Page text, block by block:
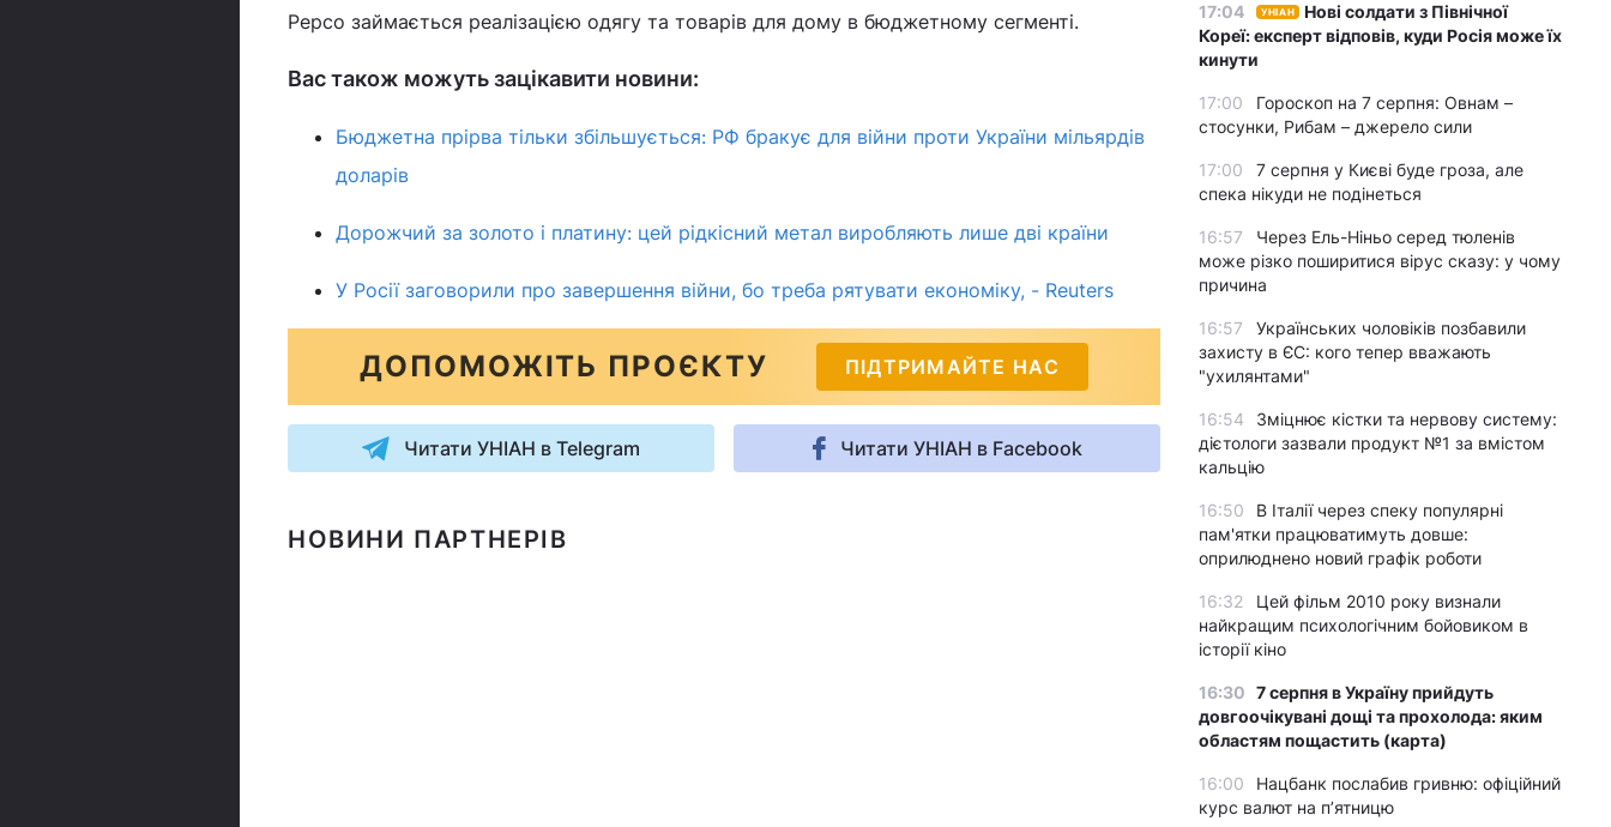
Pepco займається реалізацією одягу та товарів для дому в бюджетному сегменті.
Вас також можуть зацікавити новини:
Бюджетна прірва тільки збільшується: РФ бракує для війни проти України мільярдів
доларів
Дорожчий за золото і платину: цей рідкісний метал виробляють лише дві країни
У Росії заговорили про завершення війни, бо треба рятувати економіку, - Reuters
ДОПОМОЖІТЬ ПРОЄКТУ ПІДТРИМАЙТЕ НАС
Читати УНІАН в Telegram Читати УНІАН в Facebook
НОВИНИ ПАРТНЕРІВ
17:04 УНІАН
Нові солдати з Північної
Кореї: експерт відповів, куди Росія може їх
кинути
17:00
Гороскоп на 7 серпня: Овнам –
стосунки, Рибам – джерело сили
17:00
7 серпня у Києві буде гроза, але
спека нікуди не подінеться
16:57
Через Ель-Ніньо серед тюленів
може різко поширитися вірус сказу: у чому
причина
16:57
Українських чоловіків позбавили
захисту в ЄС: кого тепер вважають
"ухилянтами"
16:54
Зміцнює кістки та нервову систему:
дієтологи зазвали продукт №1 за вмістом
кальцію
16:50
В Італії через спеку популярні
пам'ятки працюватимуть довше:
оприлюднено новий графік роботи
16:32
Цей фільм 2010 року визнали
найкращим психологічним бойовиком в
історії кіно
16:30 7 серпня в Україну прийдуть
довгоочікувані дощі та прохолода: яким
областям пощастить (карта)
16:00
Нацбанк послабив гривню: офіційний
курс валют на п’ятницю